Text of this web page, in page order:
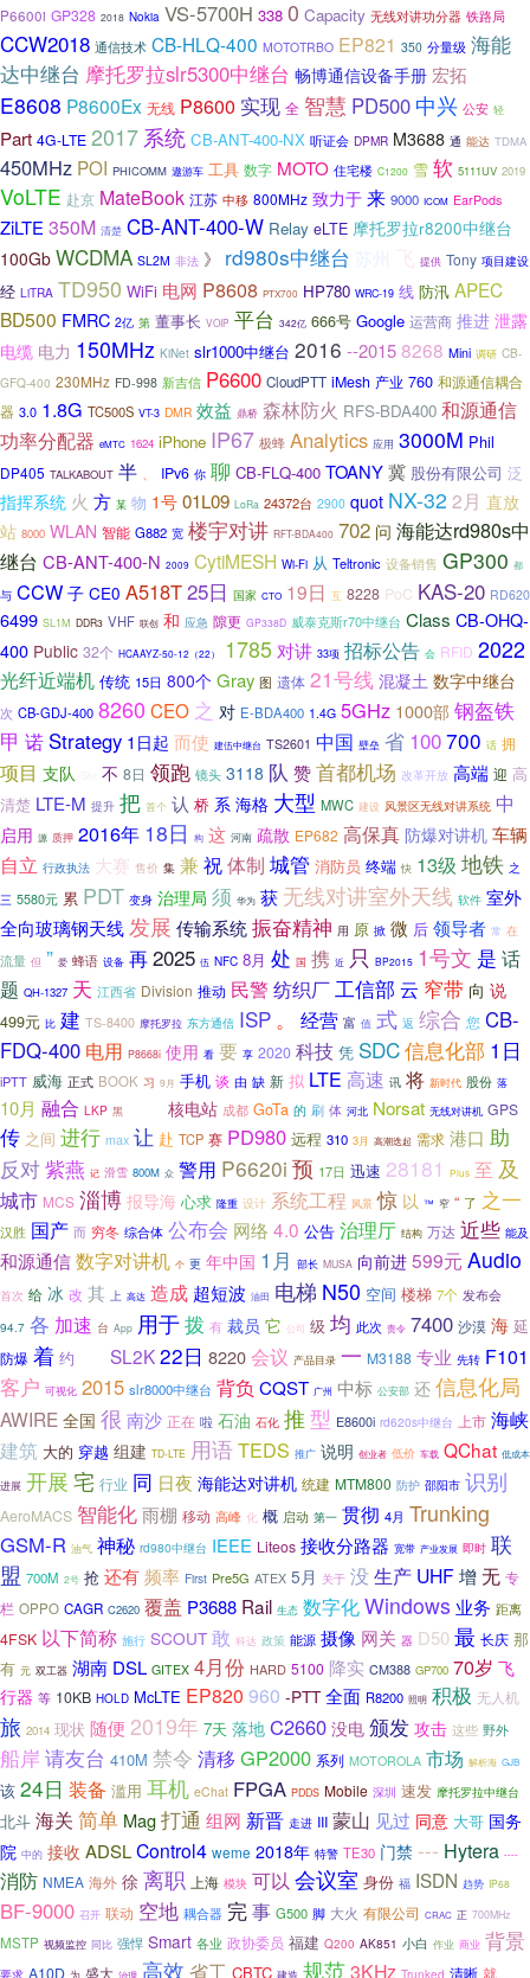
P6600i GP328 2018 Nokia VS-5700H 338 0 Capacity 无线对讲功分器 铁路局
CCW2018 通信技术 CB-HLQ-400 MOTOTRBO EP821 350 分量级 海能
达中继台 摩托罗拉slr5300中继台 畅博通信设备手册 宏拓
E8608 P8600Ex 无线 P8600 实现 全 智慧 PD500 中兴 公安 轻
Part 4G-LTE 2017 系统 CB-ANT-400-NX 听证会 DPMR M3688 通 能达 TDMA
450MHz POI PHICOMM 遨游车 工具 数字 MOTO 住宅楼 C1200 雪 软 5111UV 2019
VoLTE 赴京 MateBook 江苏 中移 800MHz 致力于 来 9000 ICOM EarPods
ZiLTE 350M 清楚 CB-ANT-400-W Relay eLTE 摩托罗拉r8200中继台
100Gb WCDMA SL2M 非法 》 rd980s中继台 提供 Tony 项目建设
经 LiTRA TD950 WiFi 电网 P8608 PTX700 HP780 WRC-19 线 防汛 APEC
BD500 FMRC 2亿 第 董事长 VOIP 平台 342亿 666号 Google 运营商 推进 泄露
电缆 电力 150MHz KiNet slr1000中继台 2016 --20158268 Mini 调研 CB-
GFQ-400 230MHz FD-998 新吉信 P6600 CloudPTT iMesh 产业 760 和源通信耦合
器 3.0 1.8G TC500S VT-3 DMR 效益 鼎桥 森林防火 RFS-BDA400 和源通信
功率分配器 eMTC 1624 iPhone IP67 极蜂 Analytics 应用 3000M Phil
DP405 TALKABOUT 半 IPv6 你 聊 CB-FLQ-400 TOANY冀 股份有限公司 泛
指挥系统 火 方 某 物 1号 01L09 LoRa 24372台 2900 quot NX-32 2月 直放
站 8000 WLAN 智能 G882 宽 楼宇对讲 RFT-BDA400 702 问 海能达rd980s中
继台 CB-ANT-400-N 2009 CytiMESH Wi-Fi 从 Teltronic 设备销售 GP300 都
与 CCW 子 CE0 A518T25日 国家 CTO 19日 互 8228 PoC KAS-20 RD620
6499 SL1M DDR3 VHF 联创 和 应急 隙更 GP338D 威泰克斯r70中继台 Class CB-OHQ-
400 Public 32个 HCAAYZ-50-12（22） 1785 对讲 33项 招标公告 会 RFID 2022
光纤近端机 传统 15日 800个 Gray 图 遗体 21号线 混凝土 数字中继台
次 CB-GDJ-400 8260 CEO 之 对 E-BDA400 1.4G 5GHz 1000部 钢盔铁
甲 诺 Strategy 1日起 而使 建伍中继台 TS2601 中国 壁垒 省 100700 话 拥
项目 支队 不 8日 领跑 镜头 3118 队 赞首都机场 改革开放 高端 迎 高
清楚 LTE-M 提升 把 首个 认 桥 系 海格 大型 MWC 建设 风景区无线对讲系统 中
启用 源 质押 2016年 18日 构 这 河南 疏散 EP682 高保真 防爆对讲机 车辆
自立 行政执法 大赛 售价 集 兼祝体制 城管 消防员 终端 快 13级 地铁 之
三 5580元 累 PDT 变身 治理局 须 华为 获 无线对讲室外天线 软件 室外
全向玻璃钢天线发展 传输系统振奋精神 用 原 掀 微 后 领导者 常 在
流量 但 ” 爱 蜂语 设备 再2025 伍 NFC 8月 处 国 携 近 只 BP2015 1号文 是 话
题 QH-1327 天 江西省 Division 推动 民警纺织厂工信部 云 窄带 向 说
499元 比 建 TS-8400 摩托罗拉 东方通信 ISP 。 经营 富 值 式 返 综合 您 CB-
FDQ-400 电用 P8668i 使用 看 要 享 2020 科技 凭 SDC信息化部 1日
iPTT 威海 正式 BOOK 习 9月 手机 谈 由 缺 新 拟 LTE 高速 讯 将 新时代 股份 落
10月 融合 LKP 黑 核电站 成都 GoTa 的 刷 体 河北 Norsat 无线对讲机 GPS
传 之间 进行 max 让 赴 TCP 赛 PD980 远程 310 3月 高潮迭起 需求 港口 助
反对紫燕 记 滑雪 800M 众 警用 P6620i 预 17日 迅速 28181 Plus 至 及
城市 MCS 淄博 报导海 心求 隆重 设计 系统工程 风景 惊 以 ™ 窄 “ 了 之一
汉胜 国产 而 穷冬 综合体 公布会 网络 4.0 公告 治理厅 结构 万达 近些 能及
和源通信数字对讲机 个 更 年中国 1月 部长 MUSA 向前进 599元 Audio
首次 给 冰 改 其 上 高达 造成 超短波 油田 电梯 N50 空间 楼梯 7个 发布会
94.7 各 加速 台 App 用于拨 有 裁员 它 公司 级 均 此次 责令 7400 沙漠 海 延
防爆 着 约 SL2K22日 8220会议 产品目录 一 M3188 专业 先转 F101
客户 可视化 2015 slr8000中继台 背负 CQST 广州 中标 公安部 还 信息化局
AWIRE 全国 很 南沙 正在 啦 石油 石化 推 型 E8600i rd620s中继台 上市 海峡
建筑 大的 穿越 组建 TD-LTE 用语TEDS 推广 说明 创业者 低价 车载 QChat 低成本
进展 开展 宅 行业 同 日夜 海能达对讲机 统建 MTM800 防护 邵阳市 识别
AeroMACS 智能化雨棚 移动 高峰 化 概 启动 第一 贯彻 4月 Trunking
GSM-R 油气 神秘 rd980中继台 IEEE Liteos 接收分路器 宽带 产业发展 即时 联
盟 700M 2号 抢 还有频率 First Pre5G ATEX 5月 关于 没 生产 UHF增无 专
栏 OPPO CAGR C2620 覆盖 P3688 Rail 生态 数字化Windows 业务 距离
4FSK 以下简称 施行 SCOUT 敢 科达 政策 能源 摄像 网关 器 D50最 长庆 那
有 元 双工器 湖南 DSL GITEX 4月份 HARD 5100 降实 CM388 GP700 70岁 飞
行器 等 10KB HOLD McLTE EP820 960 -PTT 全面 R8200 照明 积极 无人机
旅 2014 现状 随便 2019年 7天 落地 C2660 没电 颁发 攻击 这些 野外
船岸 请友台 410M 禁令 清移 GP2000 系列 MOTOROLA 市场 解析海 GJB
该 24日 装备 滥用 耳机 eChat FPGA PDDS Mobile 深圳 速发 摩托罗拉中继台
北斗 海关 简单 Mag打通 组网 新晋 走进 III 蒙山 见过 同意 大哥 国务
院 中的 接收 ADSLControl4 weme 2018年 特警 TE30 门禁 --- Hytera ----
消防 NMEA 海外 徐 离职 上海 模块 可以 会议室 身份 福 ISDN 趋势 IP68
BF-9000 召开 联动 空地 耦合器 完事 G500 脚 大火 有限公司 CRAC 正 700MHz
MSTP 视频监控 同比 强悍 Smart 各业 政协委员 福建 Q200 AK851 小白 作业 商业 背景
要求 A10D 为 盛大 治理 高效 省工 CBTC 规范3KHz Trunked 清晰 就